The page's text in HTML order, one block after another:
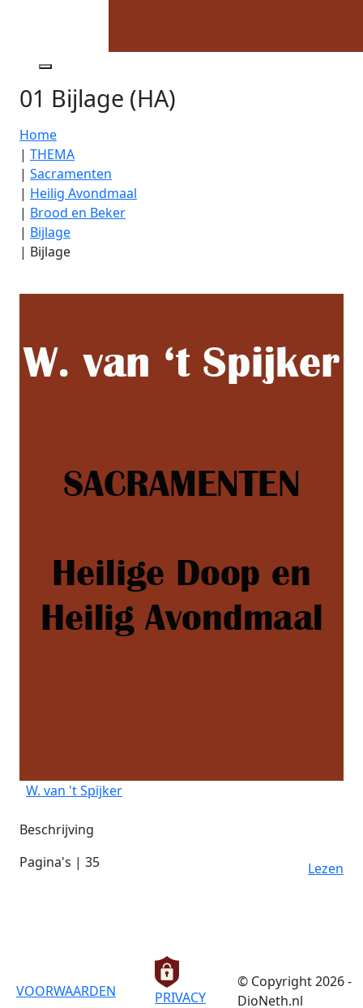
01 Bijlage (HA)
Home
| THEMA
| Sacramenten
| Heilig Avondmaal
| Brood en Beker
| Bijlage
| Bijlage
W. van 't Spijker
Beschrijving
Pagina's | 35
Lezen
VOORWAARDEN
PRIVACY
© Copyright 2026 -
DioNeth.nl